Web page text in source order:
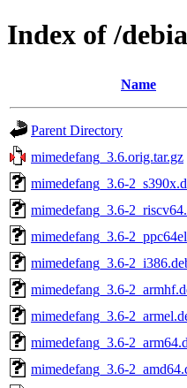
Index of /
Name
Parent Directory
mimedefang_3.6.orig.tar.gz
mimedefang_3.6-
mimedefang_3.6-
mimedefang_3.6-
mimedefang_3.6-
mimedefang_3.6-
mimedefang_3.6-
mimedefang_3.6-
mimedefang_3.6-